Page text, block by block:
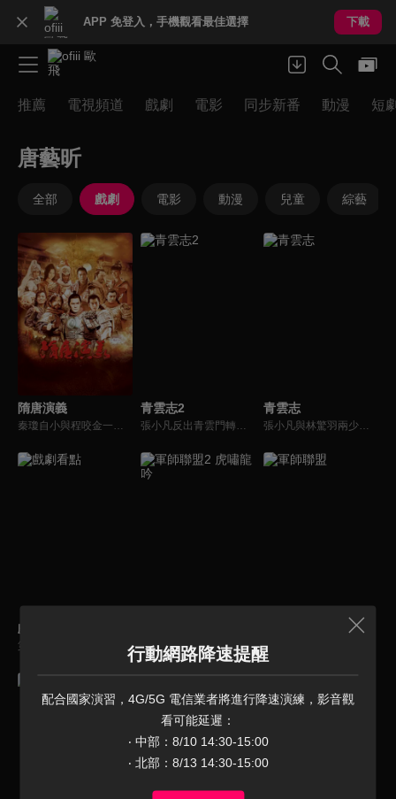
APP 免登入，手機觀看最佳選擇 下載
推薦 電視頻道 戲劇 電影 同步新番 動漫 短
唐藝昕
全部 戲劇 電影 動漫 兒童 綜藝
隋唐演義
秦瓊自小與程咬金一起長大，憑藉一身武功被官府提拔為下級小官，某日遇到李淵被金蛇衛截殺，秦瓊單槍匹馬救出了李淵全家。李世民因隋煬帝下旨調兵十萬前去守陣，被逼起兵造反。秦瓊遂率程咬金、羅成投于李世民麾下，屢立戰功，最終助李唐王朝平定天下。
青雲志2
張小凡反出青雲門轉投鬼王宗，成為鬼王副手，為了救鬼王之女碧瑤，奔赴死亡沼澤，探究天地寶庫，勇闖焚香谷，開拓南疆十萬大山，尋找靈獸喚醒獸神的故事。
青雲志
張小凡與林驚羽兩少年，經歷草廟村全村滅村的慘案後，被青雲門收歸門下。張小凡、碧瑤（鬼王之女）、林驚羽、陸雪琪、曾書書等一夥熱血的少年，因正魔兩派糾葛千年的過節，衍生出種種愛恨情仇。
戲劇看點
以司馬懿面對一生勁敵諸葛亮開始，群雄割據混戰的後三國時期，實現從輔臣到權傾大魏的後半生轉變。從司馬懿戎裝佩劍意氣風發，到諸葛亮手持白鶴羽扇揮斥方遒，都預示著一場場對戰呼之欲出。軍師聯盟的朝堂權謀、帝王心術、戰場博弈、宮闈秘辛……看一代軍師司馬懿如何在豪傑輩出的年代殺出一條血路。
行動網路降速提醒
配合國家演習，4G/5G 電信業者將進行降速演練，影音觀
看可能延遲：
‧ 中部：8/10 14:30-15:00
‧ 北部：8/13 14:30-15:00